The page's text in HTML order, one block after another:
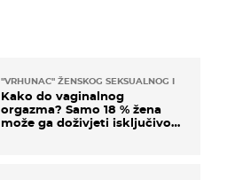
"VRHUNAC" ŽENSKOG SEKSUALNOG ISKUSTVA
Kako do vaginalnog
orgazma? Samo 18 % žena
može ga doživjeti isključivo